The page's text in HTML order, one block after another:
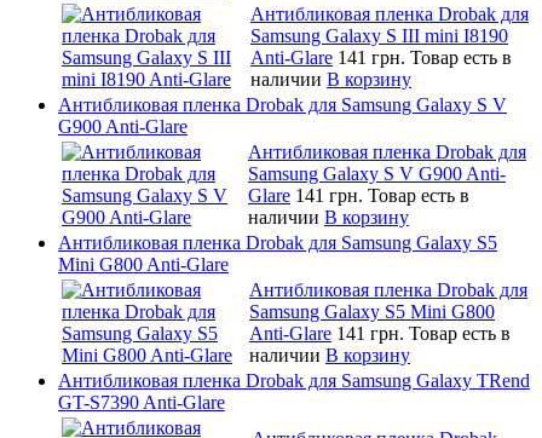
Антибликовая пленка Drobak для
Samsung Galaxy S III mini I8190
Anti-Glare 141 грн. Товар есть в
наличии В корзину
Антибликовая пленка Drobak для Samsung Galaxy S V
G900 Anti-Glare
Антибликовая пленка Drobak для
Samsung Galaxy S V G900 Anti-
Glare 141 грн. Товар есть в
наличии В корзину
Антибликовая пленка Drobak для Samsung Galaxy S5
Mini G800 Anti-Glare
Антибликовая пленка Drobak для
Samsung Galaxy S5 Mini G800
Anti-Glare 141 грн. Товар есть в
наличии В корзину
Антибликовая пленка Drobak для Samsung Galaxy TRend
GT-S7390 Anti-Glare